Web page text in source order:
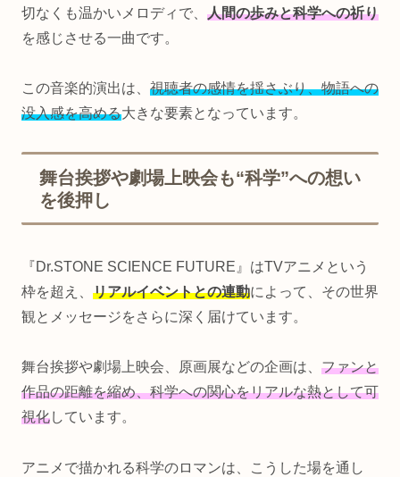
切なくも温かいメロディで、 人間の歩みと科学への祈り
を感じさせる一曲です。
この音楽的演出は、 視聴者の感情を揺さぶり、物語への
没入感を高める大きな要素となっています。
舞台挨拶や劇場上映会も“科学”への想い
を後押し
『Dr.STONE SCIENCE FUTURE』はTVアニメという
枠を超え、 リアルイベントとの連動によって、その世界
観とメッセージをさらに深く届けています。
舞台挨拶や劇場上映会、原画展などの企画は、 ファンと
作品の距離を縮め、科学への関心をリアルな熱として可
視化しています。
アニメで描かれる科学のロマンは、こうした場を通し